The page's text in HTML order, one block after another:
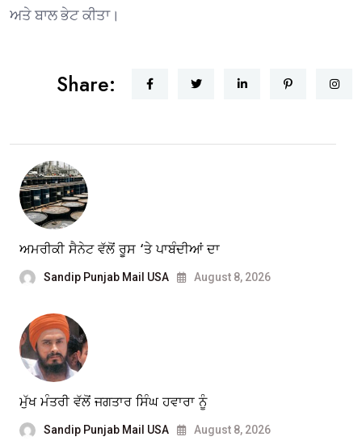
ਅਤੇ ਬਾਲ ਭੇਟ ਕੀਤਾ।
Share:
ਅਮਰੀਕੀ ਸੈਨੇਟ ਵੱਲੋਂ ਰੂਸ ‘ਤੇ ਪਾਬੰਦੀਆਂ ਦਾ
Sandip Punjab Mail USA August 8, 2026
ਮੁੱਖ ਮੰਤਰੀ ਵੱਲੋਂ ਜਗਤਾਰ ਸਿੰਘ ਹਵਾਰਾ ਨੂੰ
Sandip Punjab Mail USA August 8, 2026